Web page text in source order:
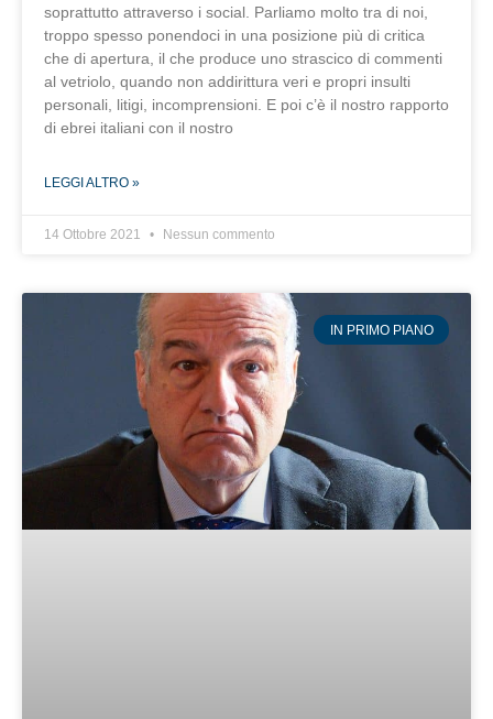
soprattutto attraverso i social. Parliamo molto tra di noi,
troppo spesso ponendoci in una posizione più di critica
che di apertura, il che produce uno strascico di commenti
al vetriolo, quando non addirittura veri e propri insulti
personali, litigi, incomprensioni. E poi c’è il nostro rapporto
di ebrei italiani con il nostro
LEGGI ALTRO »
14 Ottobre 2021 Nessun commento
IN PRIMO PIANO